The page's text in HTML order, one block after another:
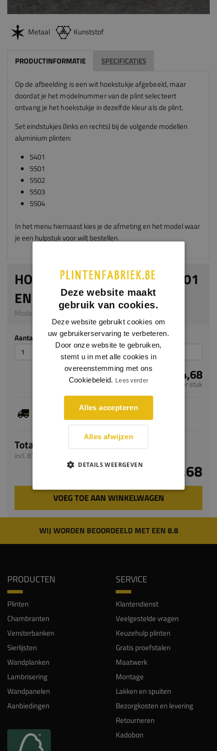
Metaal Kunststof
PRODUCTINFORMATIE SPECIFICATIES
Op de afbeelding is een wit hoekstukje afgebeeld, maar
doordat je het modelnummer van de plint selecteert
ontvang je het hoekstukje in dezelfde kleur als de plint.
Set eindstukjes (links en rechts) bij de volgende modellen
aluminium plinten:
5401
5501
5502
5503
5504
In het menu hiernaast kies je de afmeting en het model waar
je een hulpstuk voor wilt bestellen.
HOEKSTUKJE BINNEN (BIJ 5401
EN 5501 T/M 5509)
Model 5571 | 10 x 80 mm | 5501 | PVC of Aluminium
Aantal stuks
€ 4,68
per stuk
Je hebt gekozen voor maatwerk, de verwachte
levertijd bedraagt 20-22 werkdagen
Totaal
incl. BTW
€ 4,68
VOEG TOE AAN WINKELWAGEN
WIJ WORDEN BEOORDEELD MET EEN 8.8
PRODUCTEN
Plinten
Chambranten
Vensterbanken
Sierlijsten
Wandplanken
Lambrisering
Wandpanelen
Aanbiedingen
SERVICE
Klantendienst
Veelgestelde vragen
Keuzehulp plinten
Gratis proefstalen
Maatwerk
Montage
Lakken en spuiten
Bezorgkosten en levering
Retourneren
Kadobon
Deze website maakt
gebruik van cookies.
Deze website gebruikt cookies om
uw gebruikerservaring te verbeteren.
Door onze website te gebruiken,
stemt u in met alle cookies in
overeenstemming met ons
Cookiebeleid. Lees verder
Alles accepteren
Alles afwijzen
DETAILS WEERGEVEN